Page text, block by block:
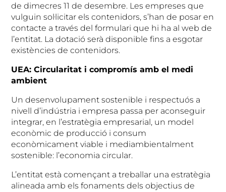
de dimecres 11 de desembre. Les empreses que
vulguin sol·licitar els contenidors, s’han de posar en
contacte a través del formulari que hi ha al web de
l’entitat. La dotació serà disponible fins a esgotar
existències de contenidors.
UEA: Circularitat i compromís amb el medi
ambient
Un desenvolupament sostenible i respectuós a
nivell d’indústria i empresa passa per aconseguir
integrar, en l’estratègia empresarial, un model
econòmic de producció i consum
econòmicament viable i mediambientalment
sostenible: l’economia circular.
L’entitat està començant a treballar una estratègia
alineada amb els fonaments dels objectius de